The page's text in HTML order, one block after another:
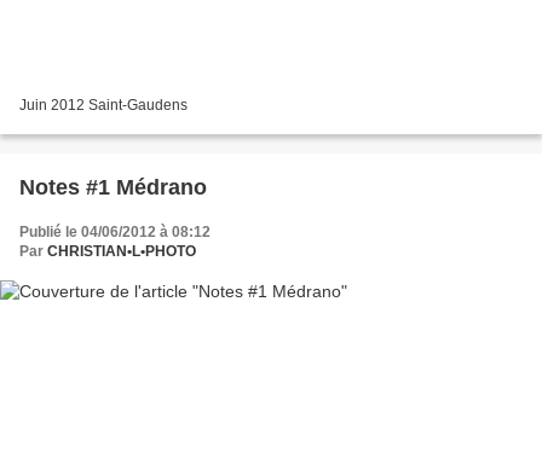
Juin 2012 Saint-Gaudens
Notes #1 Médrano
Publié le 04/06/2012 à 08:12
Par CHRISTIAN•L•PHOTO